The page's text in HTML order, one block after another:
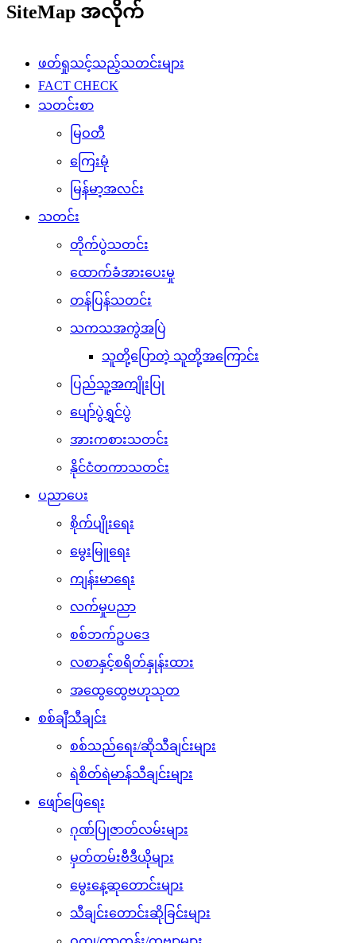
SiteMap အလိုက်
ဖတ်ရှုသင့်သည့်သတင်းများ
FACT CHECK
သတင်းစာ
မြဝတီ
ကြေးမုံ
မြန်မာ့အလင်း
သတင်း
တိုက်ပွဲသတင်း
ထောက်ခံအားပေးမှု
တန်ပြန်သတင်း
သကသအကွဲအပြဲ
သူတို့ပြောတဲ့ သူတို့အကြောင်း
ပြည်သူ့အကျိုးပြု
ပျော်ပွဲရွှင်ပွဲ
အားကစားသတင်း
နိုင်ငံတကာသတင်း
ပညာပေး
စိုက်ပျိုးရေး
မွေးမြူရေး
ကျန်းမာရေး
လက်မှုပညာ
စစ်ဘက်ဥပဒေ
လစာနှင့်စရိတ်နှုန်းထား
အထွေထွေဗဟုသုတ
စစ်ချီသီချင်း
စစ်သည်ရေး/ဆိုသီချင်းများ
ရဲစိတ်ရဲမာန်သီချင်းများ
ဖျော်ဖြေရေး
ဂုဏ်ပြုဇာတ်လမ်းများ
မှတ်တမ်းဗီဒီယိုများ
မွေးနေ့ဆုတောင်းများ
သီချင်းတောင်းဆိုခြင်းများ